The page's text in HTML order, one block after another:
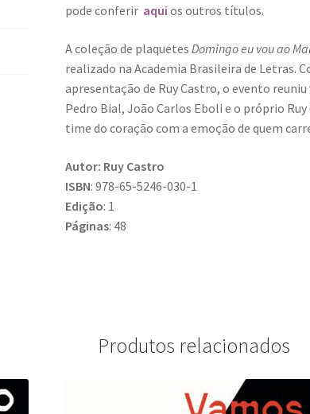
pode conferir aqui os outros títulos.
A coleção de plaquetes Domingo eu vou ao
realizado na Academia Brasileira de Letras.
apresentação de Ruy Castro, o evento
Pedro Bial, João Carlos Eboli e o próprio
time do coração com a emoção de quem
Autor: Ruy Castro
ISBN: 978-65-5246-030-1
Edição: 1
Páginas: 48
Produtos relacionados